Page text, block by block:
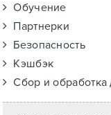
Обучение
Партнерки
Безопасность
Кэшбэк
Сбор и обработка